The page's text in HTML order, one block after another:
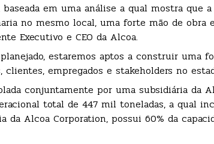
baseada em uma análise a qual mostra
no mesmo local, uma forte mão de
Executivo e CEO da Alcoa.
estaremos aptos a construir uma
clientes, empregados e stakeholders no
conjuntamente por uma subsidiária da
total de 447 mil toneladas, a qual
da Alcoa Corporation, possui 60% da